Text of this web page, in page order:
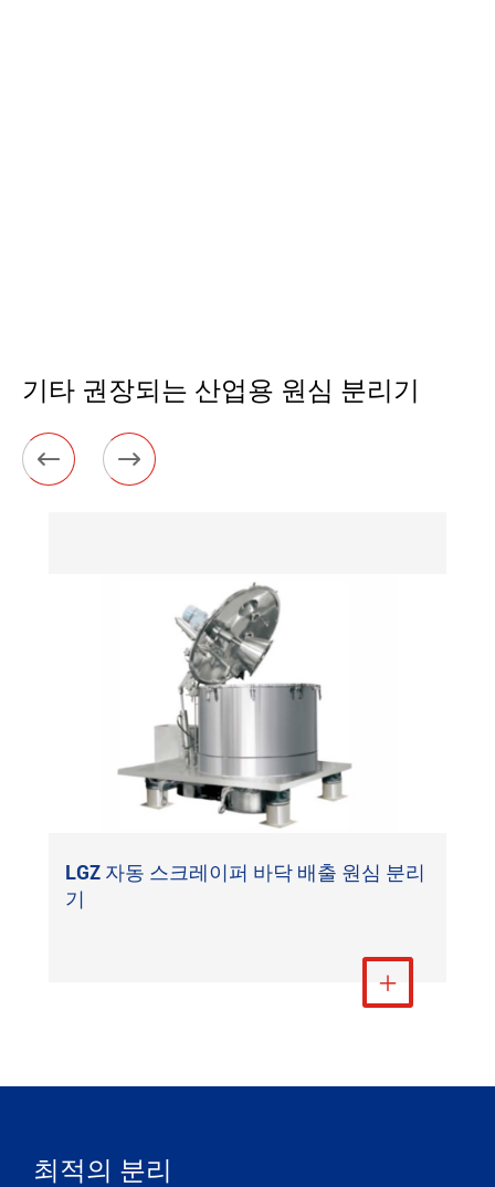
기타 권장되는 산업용 원심 분리기
 
LGZ 자동 스크레이퍼 바닥 배출 원심 분리
기
더 보기

최적의 분리